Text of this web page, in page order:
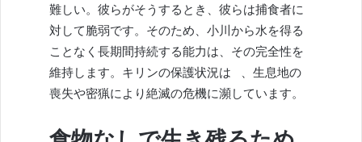
難しい。彼らがそうするとき、彼らは捕食者に
対して脆弱です。そのため、小川から水を得る
ことなく長期間持続する能力は、その完全性を
維持します。キリンの保護状況は
、生息地の
喪失や密猟により絶滅の危機に瀕しています。